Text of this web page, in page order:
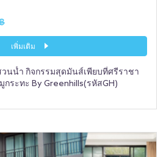
เพิ่มเติม
นน้ำ กิจกรรมสุดมันส์เพียบที่ศรีราชา
กระทะ By Greenhills(รหัสGH)